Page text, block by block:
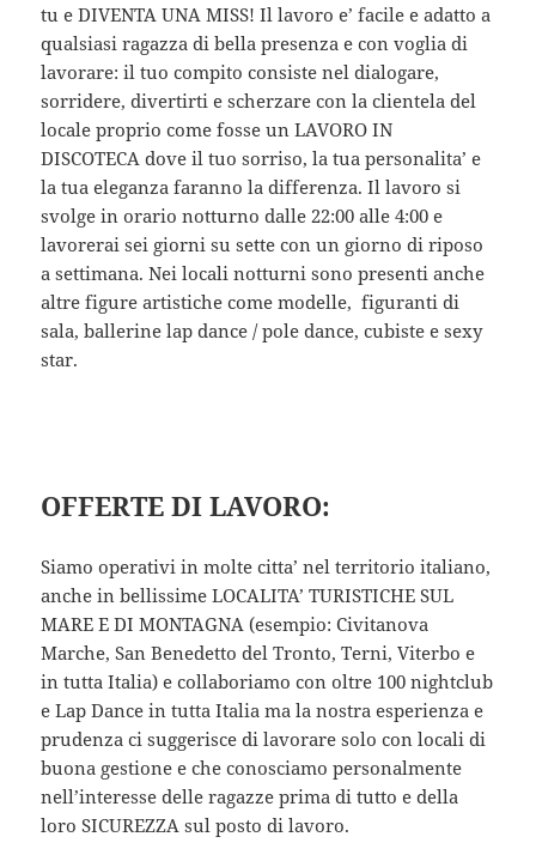
tu e DIVENTA UNA MISS! Il lavoro e’ facile e adatto a
qualsiasi ragazza di bella presenza e con voglia di
lavorare: il tuo compito consiste nel dialogare,
sorridere, divertirti e scherzare con la clientela del
locale proprio come fosse un LAVORO IN
DISCOTECA dove il tuo sorriso, la tua personalita’ e
la tua eleganza faranno la differenza. Il lavoro si
svolge in orario notturno dalle 22:00 alle 4:00 e
lavorerai sei giorni su sette con un giorno di riposo
a settimana. Nei locali notturni sono presenti anche
altre figure artistiche come modelle, figuranti di
sala, ballerine lap dance / pole dance, cubiste e sexy
star.
OFFERTE DI LAVORO:
Siamo operativi in molte citta’ nel territorio italiano,
anche in bellissime LOCALITA’ TURISTICHE SUL
MARE E DI MONTAGNA (esempio: Civitanova
Marche, San Benedetto del Tronto, Terni, Viterbo e
in tutta Italia) e collaboriamo con oltre 100 nightclub
e Lap Dance in tutta Italia ma la nostra esperienza e
prudenza ci suggerisce di lavorare solo con locali di
buona gestione e che conosciamo personalmente
nell’interesse delle ragazze prima di tutto e della
loro SICUREZZA sul posto di lavoro.